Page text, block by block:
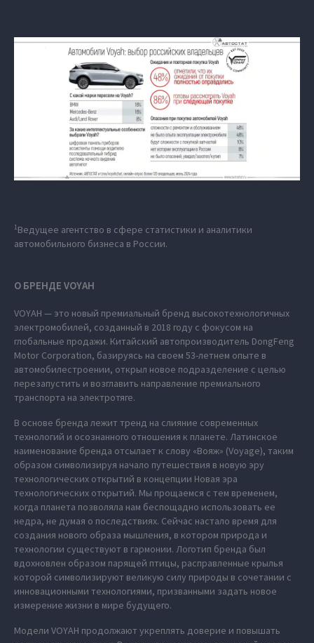
1Ведущее агентство в сфере статистики и аналитики
автомобильного бизнеса в России.
О БРЕНДЕ VOYAH
VOYAH — это новый премиальный бренд высокотехнологичных
электромобилей, созданный в 2018 году с фокусом на
глобальные продажи. Китайский автопроизводитель DongFeng
Motor Corporation, базируясь на своем 53-летнем опыте в
автомобилестроении, открыл новое подразделение с целью
перезапустить и возглавить направление премиального
транспорта на электротяге.
В основе бренда лежит тренд на слияние современных
технологий и осознанного отношения к планете. Латинское
наименование бренда отсылает к слову «Вояж» (Voyage), таким
образом символизируя начало путешествия в новую эру
технологических открытий в концепции Новая эра
технологических открытий. Мы прощаемся с тем временем,
когда планета позволяла нам беспощадно использовать ее
недра, не думая о последствиях. Сейчас настало время для
создания нового образа мышления, в котором природа и
технологии существуют в гармонии. Логотип бренда был
вдохновлен образом парящей птицы, расправленные крылья
которой символизируют великую силу природы в сочетании с
инновационными технологиями, призванными задать новое
измерение жизни в мире будущего.
Модели VOYAH продолжают укреплять доверие и повышать